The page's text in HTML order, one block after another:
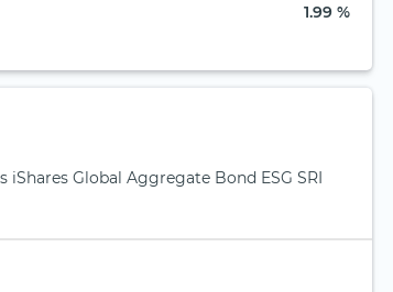
1.99 %
Global Aggregate Bond ESG SRI